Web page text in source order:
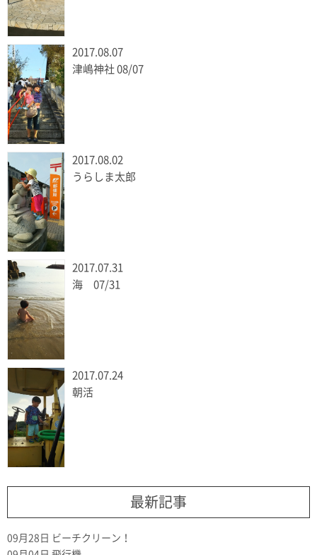
2017.08.07
津嶋神社 08/07
2017.08.02
うらしま太郎
2017.07.31
海 07/31
2017.07.24
朝活
最新記事
09月28日
ビーチクリーン！